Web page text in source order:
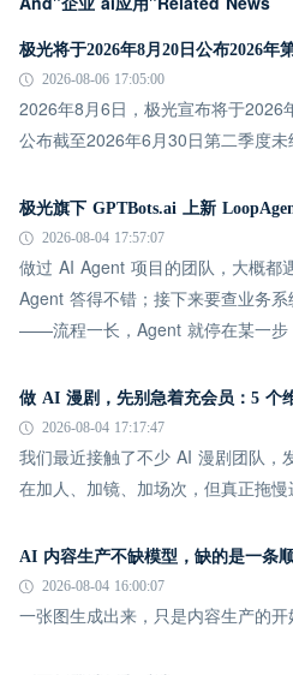
极光将于2026年8月20日公布2026年
2026-08-06 17:05:00
2026年8月6日，极光宣布将于2026
公布截至2026年6月30日第二季度未
2026-08-04 17:57:07
做过 AI Agent 项目的团队，大概都
Agent 答得不错；接下来要查业务
——流程一长，Agent 就停在某一步
做 AI 漫剧，先别急着充会员：5 个
2026-08-04 17:17:47
我们最近接触了不少 AI 漫剧团队，
在加人、加镜、加场次，但真正拖慢
AI 内容生产不缺模型，缺的是一条
2026-08-04 16:00:07
一张图生成出来，只是内容生产的开